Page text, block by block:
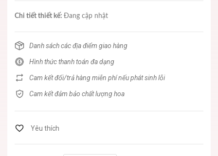
Chi tiết thiết kế: Đang cập nhật
Danh sách các địa điểm giao hàng
Hình thức thanh toán đa dạng
Cam kết đổi/trả hàng miễn phí nếu phát sinh lỗi
Cam kết đảm bảo chất lượng hoa